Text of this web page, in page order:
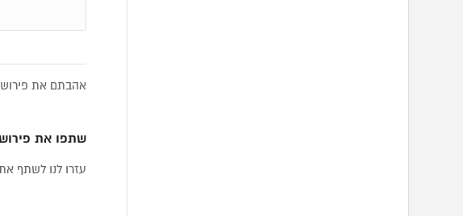
אהבתם את פירוש
שתפו את
עזרו לנו לשתף